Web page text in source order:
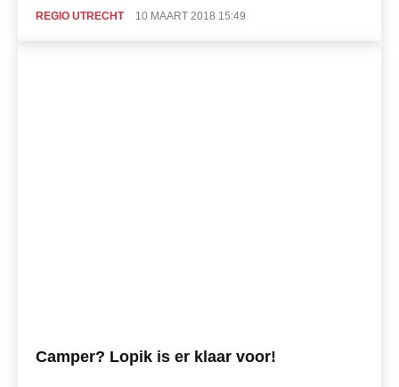
REGIO UTRECHT 10 MAART 2018 15:49
Camper? Lopik is er klaar voor!